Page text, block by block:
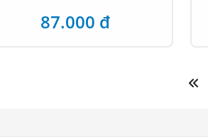
87.000 đ